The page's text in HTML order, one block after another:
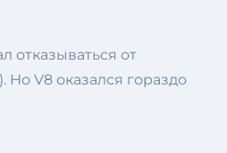
отказываться от
Но V8 оказался гораздо